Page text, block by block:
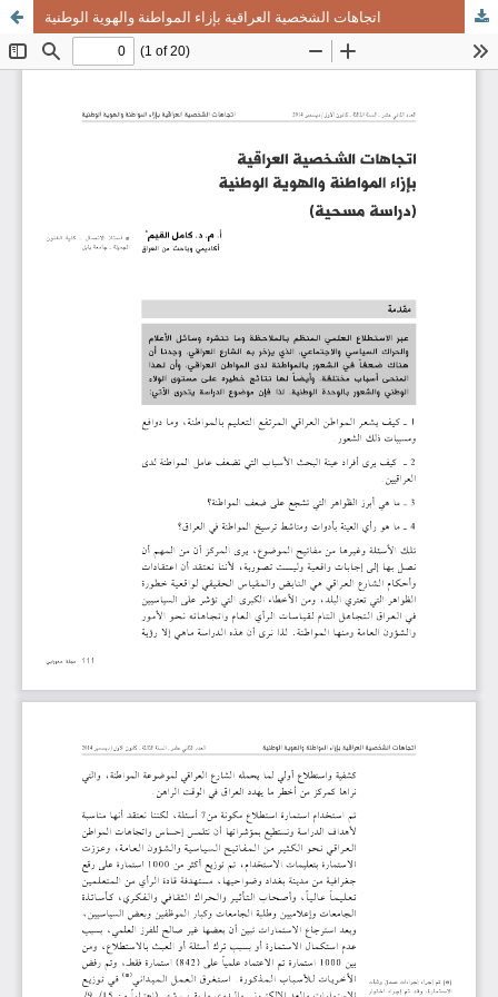
اتجاهات الشخصية العراقية بإزاء المواطنة والهوية الوطنية